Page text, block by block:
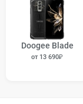
Doogee Blade
от 13 690₽